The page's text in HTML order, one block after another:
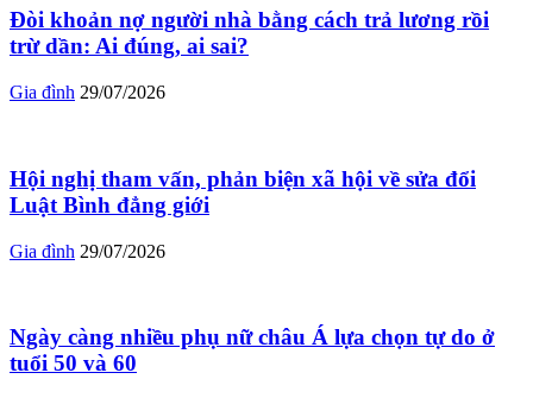
Đòi khoản nợ người nhà bằng cách trả lương rồi
trừ dần: Ai đúng, ai sai?
Gia đình 29/07/2026
Hội nghị tham vấn, phản biện xã hội về sửa đổi
Luật Bình đẳng giới
Gia đình 29/07/2026
Ngày càng nhiều phụ nữ châu Á lựa chọn tự do ở
tuổi 50 và 60